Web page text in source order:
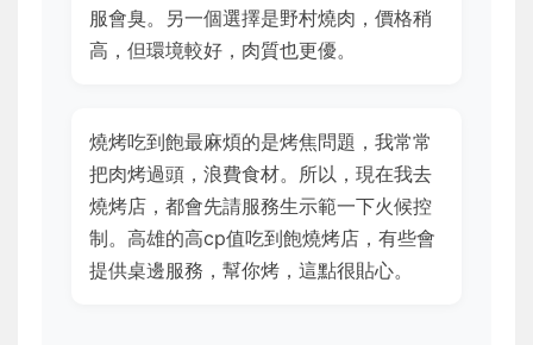
服會臭。另一個選擇是野村燒肉，價格稍
高，但環境較好，肉質也更優。
燒烤吃到飽最麻煩的是烤焦問題，我常常
把肉烤過頭，浪費食材。所以，現在我去
燒烤店，都會先請服務生示範一下火候控
制。高雄的高cp值吃到飽燒烤店，有些會
提供桌邊服務，幫你烤，這點很貼心。